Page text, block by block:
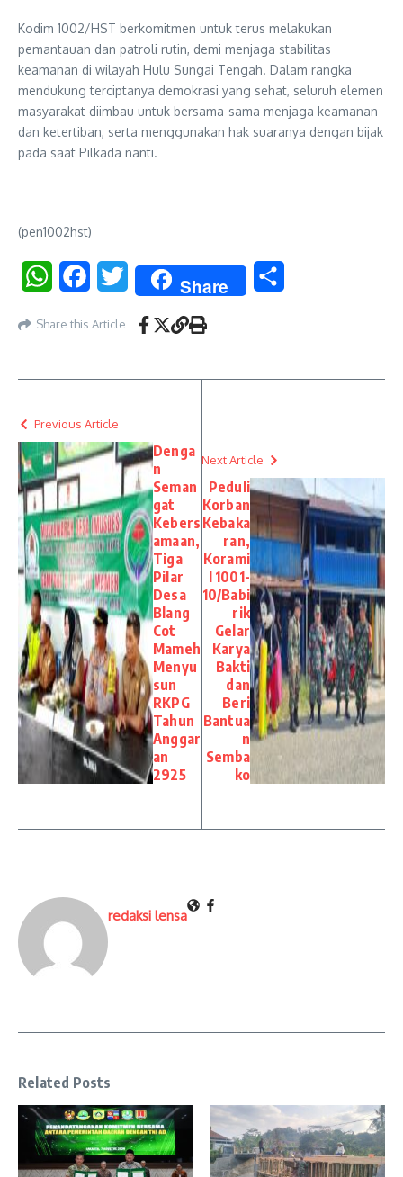
Kodim 1002/HST berkomitmen untuk terus melakukan
pemantauan dan patroli rutin, demi menjaga stabilitas
keamanan di wilayah Hulu Sungai Tengah. Dalam rangka
mendukung terciptanya demokrasi yang sehat, seluruh elemen
masyarakat diimbau untuk bersama-sama menjaga keamanan
dan ketertiban, serta menggunakan hak suaranya dengan bijak
pada saat Pilkada nanti.
(pen1002hst)
WhatsAppFacebookTwitter Share
Share this Article
Previous Article
Denga
n
Seman
gat
Kebers
amaan,
Tiga
Pilar
Desa
Blang
Cot
Mameh
Menyu
sun
RKPG
Tahun
Anggar
an
2925
Next Article
Peduli
Korban
Kebaka
ran,
Korami
l 1001-
10/Babi
rik
Gelar
Karya
Bakti
dan
Beri
Bantua
n
Semba
ko
redaksi lensa
Related Posts